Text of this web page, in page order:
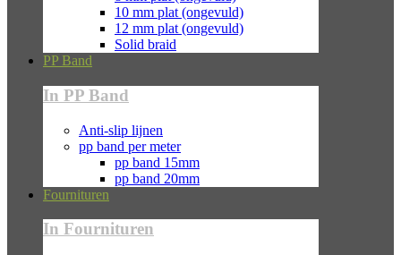
10 mm plat (ongevuld)
12 mm plat (ongevuld)
Solid braid
PP Band
In PP Band
Anti-slip lijnen
pp band per meter
pp band 15mm
pp band 20mm
Fournituren
In Fournituren